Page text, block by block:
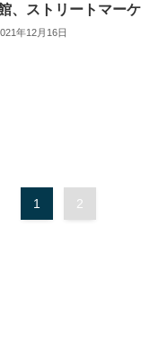
、ストリートマー
年12月16日
1 2